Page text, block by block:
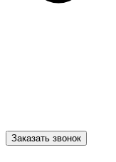
Заказать звонок